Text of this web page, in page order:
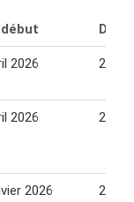
Date
2026 20
2026 20
2026 25